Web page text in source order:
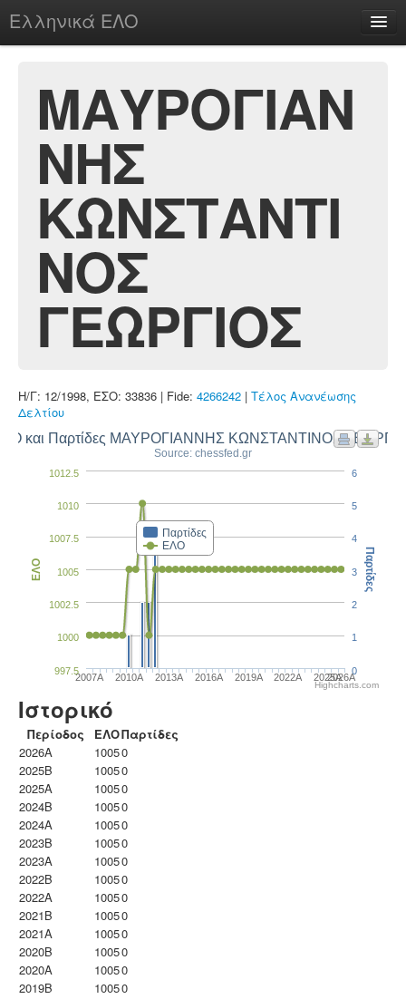
Ελληνικά ΕΛΟ
chesstu.be @ discord
Login
ΜΑΥΡΟΓΙΑΝ
ΝΗΣ
ΚΩΝΣΤΑΝΤΙ
ΝΟΣ
ΓΕΩΡΓΙΟΣ
Η/Γ: 12/1998, ΕΣΟ: 33836 | Fide: 4266242 | Τέλος Ανανέωσης
Δελτίου
και Παρτίδες ΜΑΥΡΟΓΙΑΝΝΗΣ ΚΩΝΣΤΑΝΤΙΝΟΣ
Source: chessfed.gr
Παρτίδες
ΕΛΟ
2007A 2010A 2013A 2016A 2019A 2022A 2025A2026A
997.5
1000
1002.5
1005
1007.5
1010
1012.5
ΕΛΟ
0
1
2
3
4
5
6
Παρτίδες
Highcharts.com
Ιστορικό
Περίοδος ΕΛΟΠαρτίδες
2026A
10050
2025B
10050
2025A
10050
2024B
10050
2024A
10050
2023B
10050
2023Α
10050
2022B
10050
2022A
10050
2021B
10050
2021A
10050
2020B
10050
2020A
10050
2019B
10050